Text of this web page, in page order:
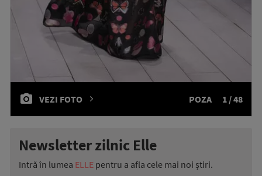
VEZI FOTO POZA 1 / 48
Newsletter zilnic Elle
Intră în lumea ELLE pentru a afla cele mai noi știri.